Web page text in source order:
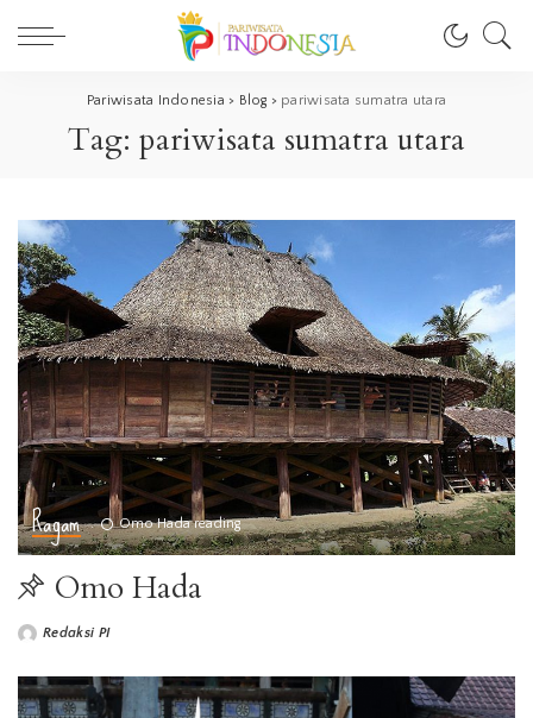
Pariwisata Indonesia > Blog > pariwisata sumatra utara
Tag: pariwisata sumatra utara
Ragam Omo Hada reading
Omo Hada
Redaksi PI